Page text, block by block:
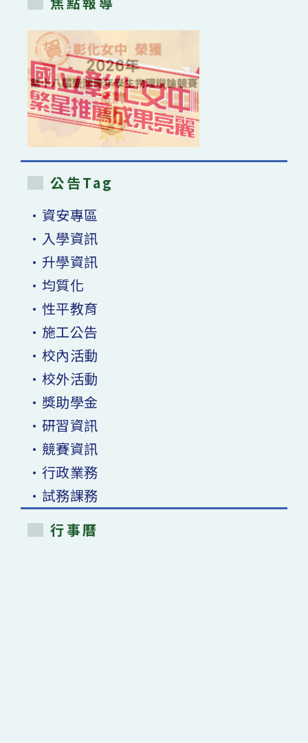
公告Tag
•資安專區
•入學資訊
•升學資訊
•均質化
•性平教育
•施工公告
•校內活動
•校外活動
•獎助學金
•研習資訊
•競賽資訊
•行政業務
•試務課務
行事曆